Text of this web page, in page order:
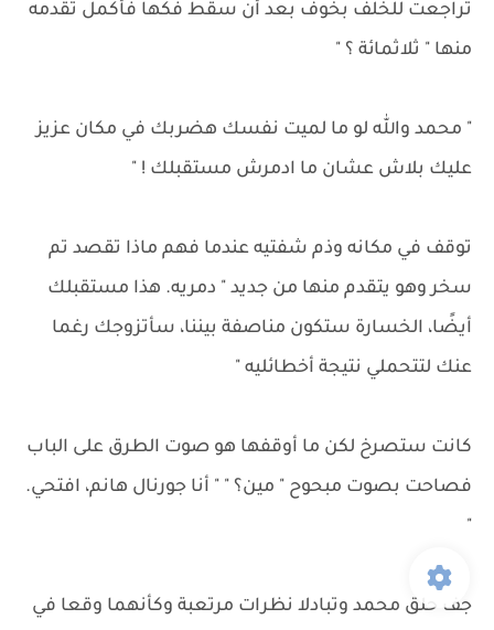
تراجعت للخلف بخوف بعد أن سقط فكها فأكمل تقدمه
منها " ثلاثمائة ؟ "
" محمد والله لو ما لميت نفسك هضربك في مكان عزيز
عليك بلاش عشان ما ادمرش مستقبلك ! "
توقف في مكانه وذم شفتيه عندما فهم ماذا تقصد تم
سخر وهو يتقدم منها من جديد " دمريه. هذا مستقبلك
أيضًا، الخسارة ستكون مناصفة بيننا، سأتزوجك رغما
عنك لتتحملي نتيجة أخطائليه "
كانت ستصرخ لكن ما أوقفها هو صوت الطرق على الباب
فصاحت بصوت مبحوح " مين؟ " " أنا جورنال هانم، افتحي.
"
جف حلق محمد وتبادلا نظرات مرتعبة وكأنهما وقعا في